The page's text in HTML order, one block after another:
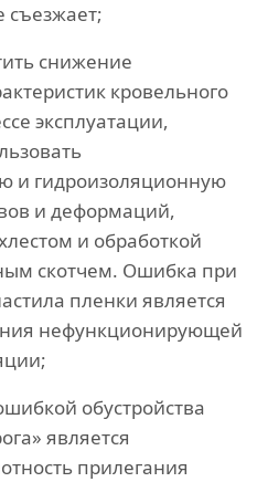
съезжает;
снижение
кровельного
эксплуатации,
и гидроизоляционную
и деформаций,
и обработкой
скотчем. Ошибка при
пленки является
нефункционирующей
обустройства
является
прилегания